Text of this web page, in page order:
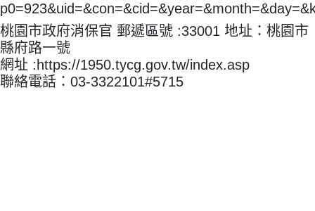
桃園市政府消保官 郵遞區號 :33001 地址：桃園市
縣府路一號
網址 :https://1950.tycg.gov.tw/index.asp
聯絡電話：03-3322101#5715